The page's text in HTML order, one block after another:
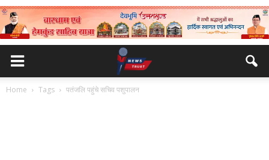
Home Tags पतंजलि पहुंचे सचिव पशुपालन